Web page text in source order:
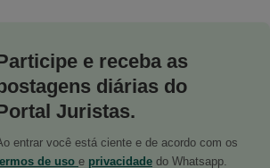
e receba as
diárias do
Juristas.
entrar você está ciente e de acordo com os
de uso e privacidade do Whatsapp.